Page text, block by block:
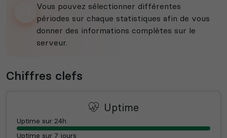
Vous pouvez sélectionner différentes
périodes sur chaque statistiques afin de vous
donner des informations complètes sur le
serveur.
Chiffres clefs
Uptime
Uptime sur 24h
Uptime sur 7 jours